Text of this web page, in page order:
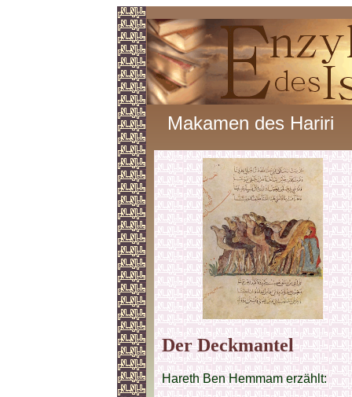
Makamen des Hariri
Der Deckmantel
Hareth Ben Hemmam erzählt: